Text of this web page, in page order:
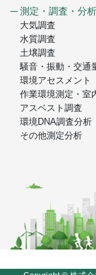
測定・調査・分
大気調査
水質調査
土壌調査
騒音・振動・交通
環境アセスメント
作業環境測定・室
アスベスト調査
環境DNA調査分析
その他測定分析